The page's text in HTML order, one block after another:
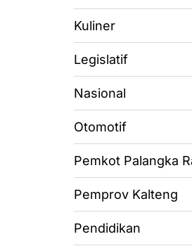
Kuliner
Legislatif
Nasional
Otomotif
Pemkot Palangka
Pemprov Kalteng
Pendidikan